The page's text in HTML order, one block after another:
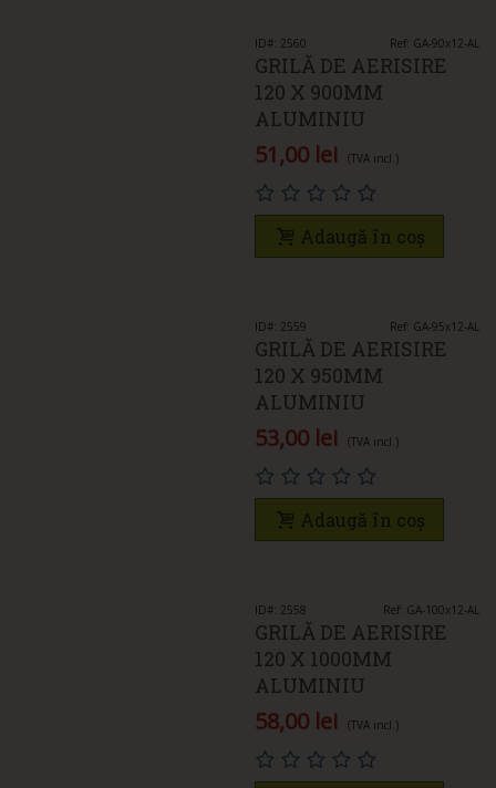
ID#: 2560 Ref: GA-90x12-AL
GRILĂ DE AERISIRE
120 X 900MM
ALUMINIU
51,00 lei (TVA incl.)
Adaugă în coș
ID#: 2559 Ref: GA-95x12-AL
GRILĂ DE AERISIRE
120 X 950MM
ALUMINIU
53,00 lei (TVA incl.)
Adaugă în coș
ID#: 2558 Ref: GA-100x12-AL
GRILĂ DE AERISIRE
120 X 1000MM
ALUMINIU
58,00 lei (TVA incl.)